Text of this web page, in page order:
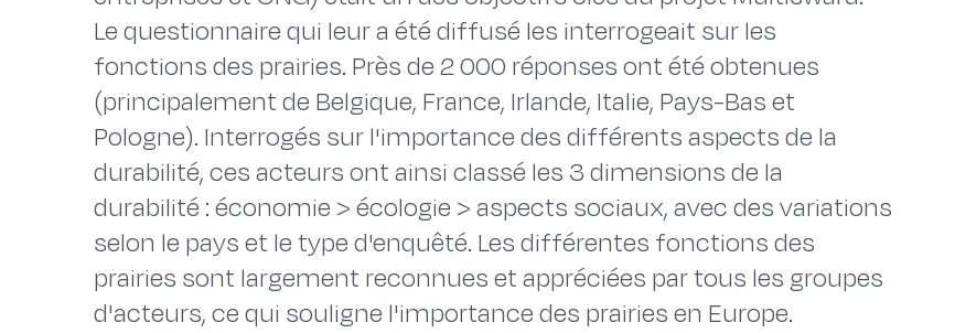
Le questionnaire qui leur a été diffusé les interrogeait sur les
fonctions des prairies. Près de 2 000 réponses ont été obtenues
(principalement de Belgique, France, Irlande, Italie, Pays-Bas et
Pologne). Interrogés sur l'importance des différents aspects de la
durabilité, ces acteurs ont ainsi classé les 3 dimensions de la
durabilité : économie > écologie > aspects sociaux, avec des variations
selon le pays et le type d'enquêté. Les différentes fonctions des
prairies sont largement reconnues et appréciées par tous les groupes
d'acteurs, ce qui souligne l'importance des prairies en Europe.